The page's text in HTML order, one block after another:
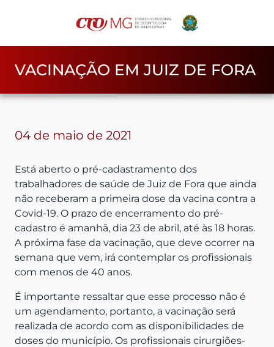
VACINAÇÃO EM JUIZ DE FORA
04 de maio de 2021
Está aberto o pré-cadastramento dos
trabalhadores de saúde de Juiz de Fora que ainda
não receberam a primeira dose da vacina contra a
Covid-19. O prazo de encerramento do pré-
cadastro é amanhã, dia 23 de abril, até às 18 horas.
A próxima fase da vacinação, que deve ocorrer na
semana que vem, irá contemplar os profissionais
com menos de 40 anos.
É importante ressaltar que esse processo não é
um agendamento, portanto, a vacinação será
realizada de acordo com as disponibilidades de
doses do município. Os profissionais cirurgiões-